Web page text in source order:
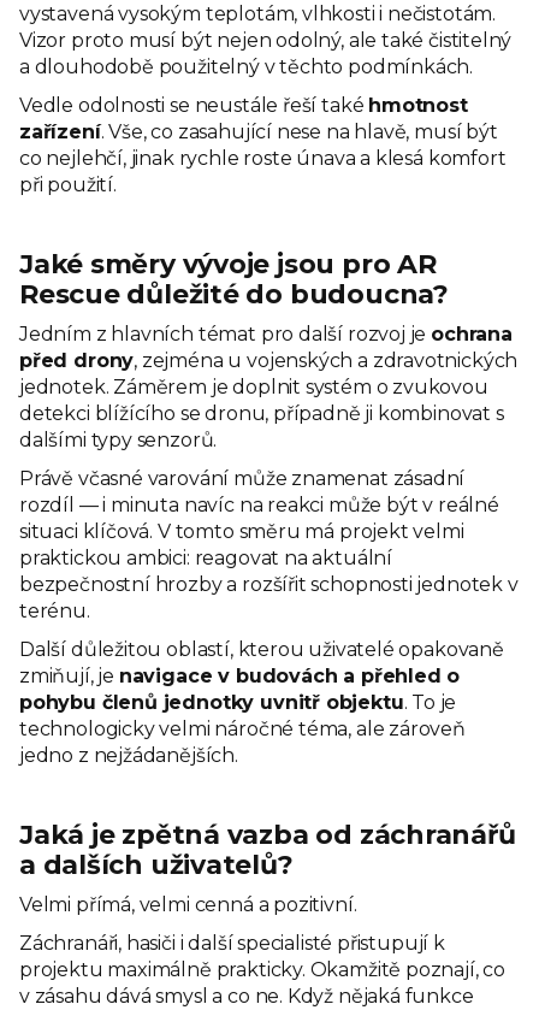
vystavená vysokým teplotám, vlhkosti i nečistotám.
Vizor proto musí být nejen odolný, ale také čistitelný
a dlouhodobě použitelný v těchto podmínkách.
Vedle odolnosti se neustále řeší také hmotnost
zařízení. Vše, co zasahující nese na hlavě, musí být
co nejlehčí, jinak rychle roste únava a klesá komfort
při použití.
Jaké směry vývoje jsou pro AR
Rescue důležité do budoucna?
Jedním z hlavních témat pro další rozvoj je ochrana
před drony, zejména u vojenských a zdravotnických
jednotek. Záměrem je doplnit systém o zvukovou
detekci blížícího se dronu, případně ji kombinovat s
dalšími typy senzorů.
Právě včasné varování může znamenat zásadní
rozdíl — i minuta navíc na reakci může být v reálné
situaci klíčová. V tomto směru má projekt velmi
praktickou ambici: reagovat na aktuální
bezpečnostní hrozby a rozšířit schopnosti jednotek v
terénu.
Další důležitou oblastí, kterou uživatelé opakovaně
zmiňují, je navigace v budovách a přehled o
pohybu členů jednotky uvnitř objektu. To je
technologicky velmi náročné téma, ale zároveň
jedno z nejžádanějších.
Jaká je zpětná vazba od záchranářů
a dalších uživatelů?
Velmi přímá, velmi cenná a pozitivní.
Záchranáři, hasiči i další specialisté přistupují k
projektu maximálně prakticky. Okamžitě poznají, co
v zásahu dává smysl a co ne. Když nějaká funkce